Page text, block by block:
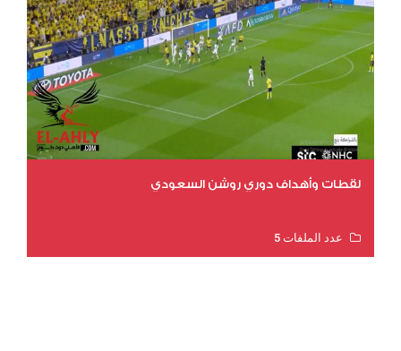
لقطات وأهداف دوري روشن السعودي
عدد الملفات 5